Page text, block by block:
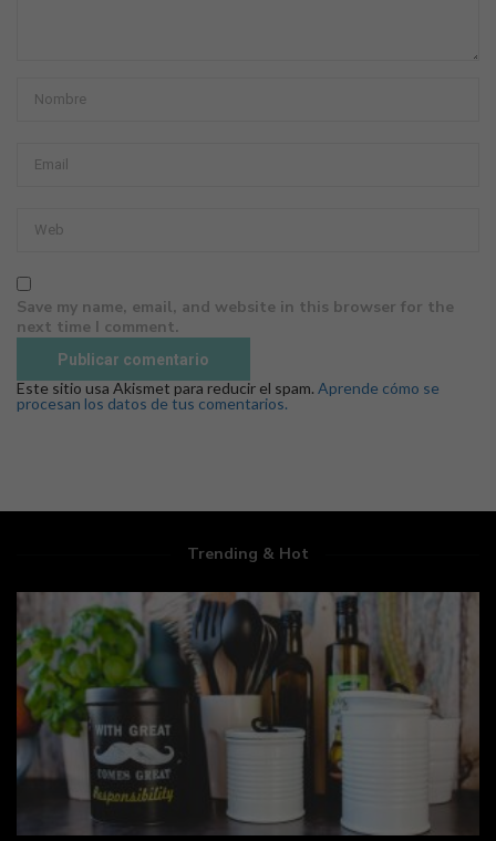
Save my name, email, and website in this browser for the
next time I comment.
Este sitio usa Akismet para reducir el spam. Aprende cómo se
procesan los datos de tus comentarios.
Trending & Hot